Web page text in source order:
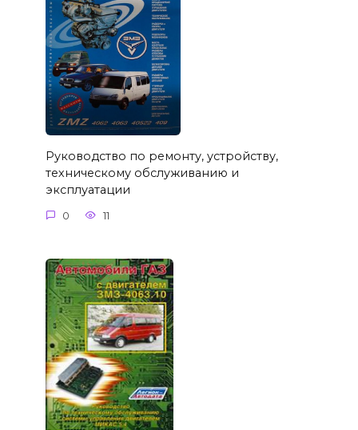
Руководство по ремонту, устройству,
техническому обслуживанию и
эксплуатации
0 11